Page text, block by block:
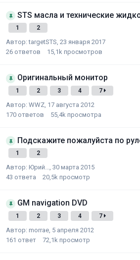
STS масла и технические
1 2
Автор:targetSTS, 23 января 2017
26 ответов 15,1k просмотров
Оригинальный монитор
1 2 3 4 7
Автор: WWZ 17 августа 2012
170 ответов 55,4k просмотра
Подскажите пожалуйста по
1 2
Автор: Юрий..., 30 марта 2015
43 ответа 20,5k просмотр
GM navigation DVD
1 2 3 4 7
Автор: morrae 5 апреля 2012
161 ответ 72,1k просмотр